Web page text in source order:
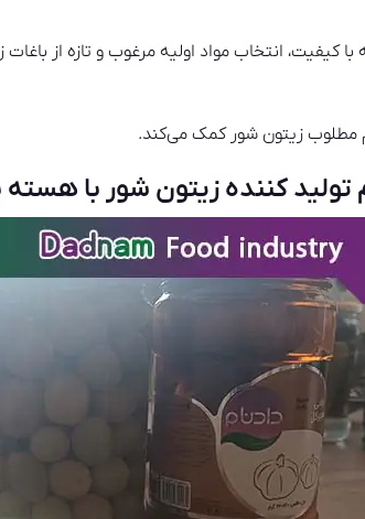
کیفیت، انتخاب مواد اولیه مرغوب و تازه از
مطلوب زیتون شور کمک می‌کند.
تولید کننده زیتون شور با هسته